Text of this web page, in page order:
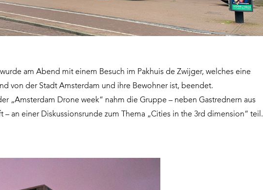
am Abend mit einem Besuch im Pakhuis de Zwijger, welches eine
von der Stadt Amsterdam und ihre Bewohner ist, beendet.
„Amsterdam Drone week“ nahm die Gruppe – neben Gastrednern aus
– an einer Diskussionsrunde zum Thema „Cities in the 3rd dimension“ teil.